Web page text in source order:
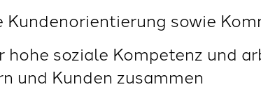
Kundenorientierung sowie
hohe soziale Kompetenz und
und Kunden zusammen